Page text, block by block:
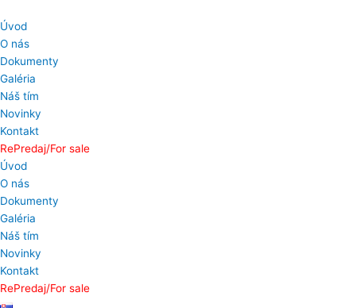
na
obsah
Úvod
O nás
Dokumenty
Galéria
Náš tím
Novinky
Kontakt
RePredaj/For sale
Úvod
O nás
Dokumenty
Galéria
Náš tím
Novinky
Kontakt
RePredaj/For sale